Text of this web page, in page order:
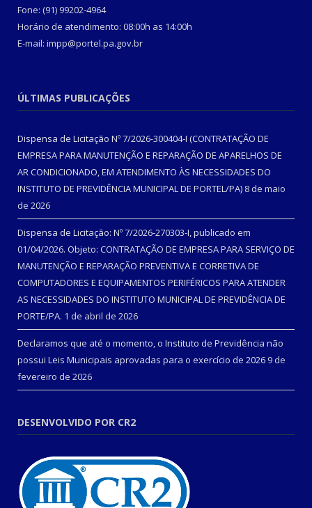
Fone: (91) 99202-4964
Horário de atendimento: 08:00h as 14:00h
E-mail: impp@portel.pa.gov.br
ÚLTIMAS PUBLICAÇÕES
Dispensa de Licitação Nº 7/2026-300404-I (CONTRATAÇÃO DE
EMPRESA PARA MANUTENÇÃO E REPARAÇÃO DE APARELHOS DE
AR CONDICIONADO, EM ATENDIMENTO ÀS NECESSIDADES DO
INSTITUTO DE PREVIDÊNCIA MUNICIPAL DE PORTEL/PA) 8 de maio
de 2026
Dispensa de Licitação: Nº 7/2026-270303-I, publicado em
01/04/2026. Objeto: CONTRATAÇÃO DE EMPRESA PARA SERVIÇO DE
MANUTENÇÃO E REPARAÇÃO PREVENTIVA E CORRETIVA DE
COMPUTADORES E EQUIPAMENTOS PERIFÉRICOS PARA ATENDER
AS NECESSIDADES DO INSTITUTO MUNICIPAL DE PREVIDÊNCIA DE
PORTE/PA. 1 de abril de 2026
Declaramos que até o momento, o Instituto de Previdência não
possui Leis Municipais aprovadas para o exercício de 2026 9 de
fevereiro de 2026
DESENVOLVIDO POR CR2